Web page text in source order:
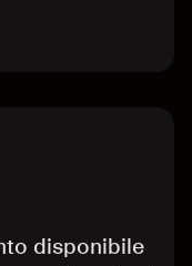
disponibile